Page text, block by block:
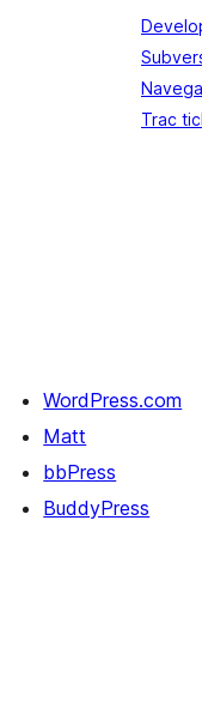
Trac
WordPress.com
Matt
bbPress
BuddyPress